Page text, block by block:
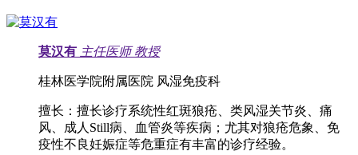
莫汉有 主任医师 教授
桂林医学院附属医院 风湿免疫科
擅长： 擅长诊疗系统性红斑狼疮、类风湿关节炎、痛
风、成人Still病、血管炎等疾病；尤其对狼疮危象、免
疫性不良妊娠症等危重症有丰富的诊疗经验。